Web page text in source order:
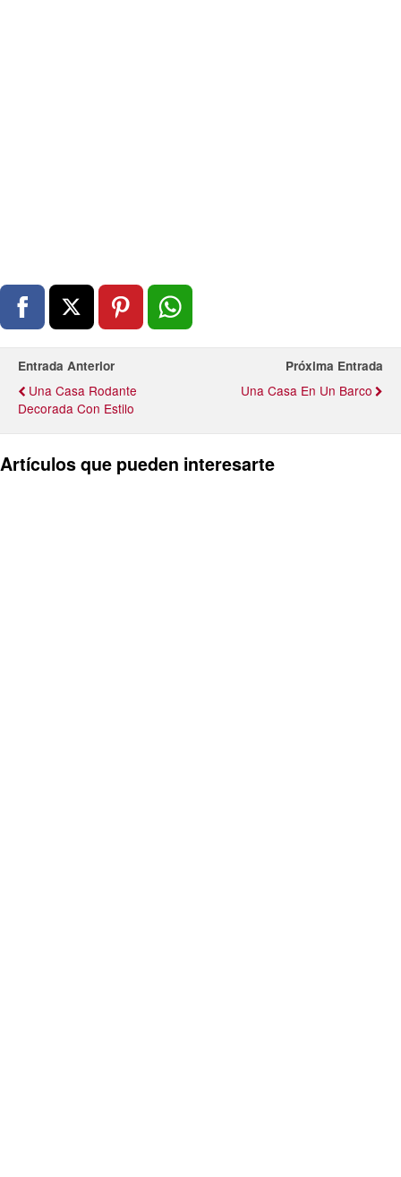
Entrada Anterior
Una Casa Rodante
Decorada Con Estilo
Próxima Entrada
Una Casa En Un Barco
Artículos que pueden interesarte